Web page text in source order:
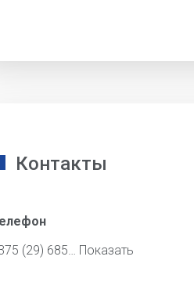
Контакты
(29) 685… Показать